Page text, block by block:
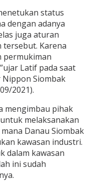
status
dengan adanya
juga aturan
tersebut. Karena
permukiman
Latif pada saat
Nippon Siombak
2021).
mengimbau pihak
melaksanakan
Danau Siombak
kawasan industri.
dalam kawasan
ini sudah